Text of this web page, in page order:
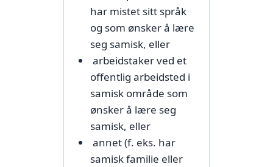
har mistet sitt språk
og som ønsker å lære
seg samisk, eller
arbeidstaker ved et
offentlig arbeidsted i
samisk område som
ønsker å lære seg
samisk, eller
annet (f. eks. har
samisk familie eller